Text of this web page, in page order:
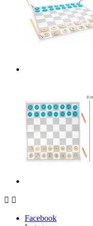
 
Facebook